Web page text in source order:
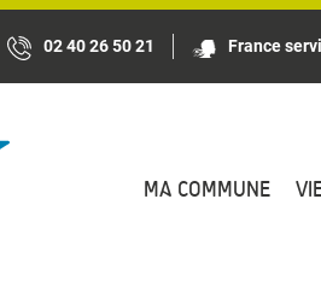
02 40 26 50 21 France
MA COMMUNE